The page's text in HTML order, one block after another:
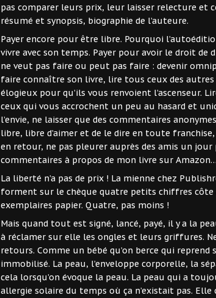
pas comparer leurs prix, leur laisser relecture et
résumé et synopsis, biographie de l’auteure.
Payer encore pour être libre. Pourquoi
vivre avec son temps. Payer pour avoir le droit de
ne veut pas faire ou peut pas faire : devenir
faire connaître son livre, lire tous ceux des
élogieux pour qu’ils vous renvoient l’ascenseur.
ceux qui vous accrochent un peu au hasard et
l’envie, ne laisser que des commentaires
libre, libre d’aimer et de le dire en toute
en retour, ne pas pleurer auprès des amis un jour
commentaires à propos de mon livre sur Amazon…
La liberté n’a pas de prix ! La mienne chez
forment sur le chèque quatre petits chiffres
exemplaires papier. Quatre, pas moins !
Mais quand tout est signé, lancé, payé, il y a la
à réclamer sur elle les ongles et leurs griffures.
retours. Comme un bébé qu’on berce qui reprend
immobilisé. La peau, l’enveloppe corporelle, la
cela lorsqu’on évoque la peau. La peau qui a
allergie solaire du temps où ça n’existait pas.